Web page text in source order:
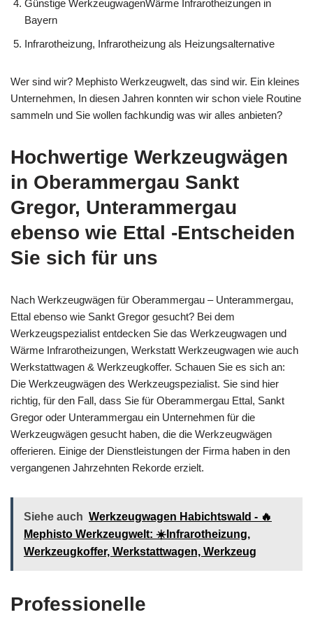
Günstige WerkzeugwagenWärme Infrarotheizungen in
Bayern
Infrarotheizung, Infrarotheizung als Heizungsalternative
Wer sind wir? Mephisto Werkzeugwelt, das sind wir. Ein kleines
Unternehmen, In diesen Jahren konnten wir schon viele Routine
sammeln und Sie wollen fachkundig was wir alles anbieten?
Hochwertige Werkzeugwägen
in Oberammergau Sankt
Gregor, Unterammergau
ebenso wie Ettal -Entscheiden
Sie sich für uns
Nach Werkzeugwägen für Oberammergau – Unterammergau,
Ettal ebenso wie Sankt Gregor gesucht? Bei dem
Werkzeugspezialist entdecken Sie das Werkzeugwagen und
Wärme Infrarotheizungen, Werkstatt Werkzeugwagen wie auch
Werkstattwagen & Werkzeugkoffer. Schauen Sie es sich an:
Die Werkzeugwägen des Werkzeugspezialist. Sie sind hier
richtig, für den Fall, dass Sie für Oberammergau Ettal, Sankt
Gregor oder Unterammergau ein Unternehmen für die
Werkzeugwägen gesucht haben, die die Werkzeugwägen
offerieren. Einige der Dienstleistungen der Firma haben in den
vergangenen Jahrzehnten Rekorde erzielt.
Siehe auch Werkzeugwagen Habichtswald - 🔥
Mephisto Werkzeugwelt: ☀️Infrarotheizung,
Werkzeugkoffer, Werkstattwagen, Werkzeug
Professionelle